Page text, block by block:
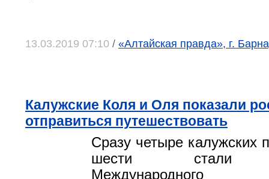
13.03.2019 07:10 / «Алтайская правда», г.
Калужские Коля и Оля показали
отправиться путешествовать
Сразу четыре калужских
шести стали